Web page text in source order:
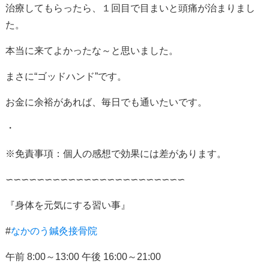
治療してもらったら、１回目で目まいと頭痛が治まりまし
た。
本当に来てよかったな～と思いました。
まさに“ゴッドハンド”です。
お金に余裕があれば、毎日でも通いたいです。
・
※免責事項：個人の感想で効果には差があります。
∽∽∽∽∽∽∽∽∽∽∽∽∽∽∽∽∽∽∽∽∽∽∽
『身体を元気にする習い事』
#なかのう鍼灸接骨院
午前8:00～ 13:00 午後 16:00～ 21:00